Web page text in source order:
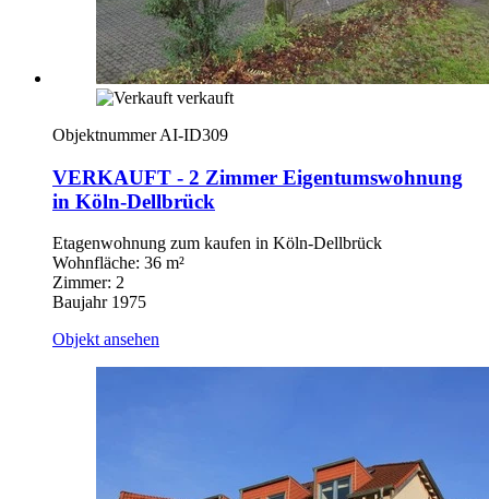
verkauft
Objektnummer AI-ID309
VERKAUFT - 2 Zimmer Eigentumswohnung
in Köln-Dellbrück
Etagenwohnung zum kaufen in Köln-Dellbrück
Wohnfläche: 36 m²
Zimmer: 2
Baujahr 1975
Objekt ansehen